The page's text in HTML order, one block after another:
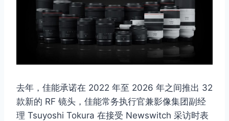
去年，佳能承诺在 2022 年至 2026 年之间推出 32
款新的 RF 镜头，佳能常务执行官兼影像集团副经
理 Tsuyoshi Tokura 在接受 Newswitch 采访时表